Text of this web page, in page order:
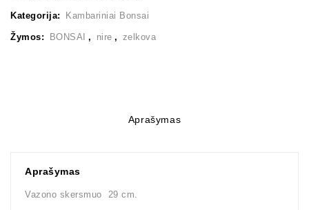
Kategorija: Kambariniai Bonsai
Žymos: BONSAI , nire , zelkova
Aprašymas
Aprašymas
Vazono skersmuo 29 cm.